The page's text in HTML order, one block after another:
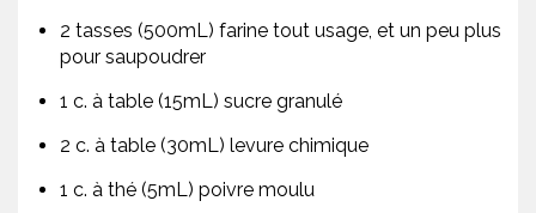
2 tasses (500mL) farine tout usage, et un peu plus
pour saupoudrer
1 c. à table (15mL) sucre granulé
2 c. à table (30mL) levure chimique
1 c. à thé (5mL) poivre moulu